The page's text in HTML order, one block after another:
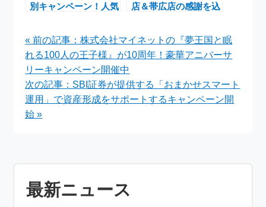
別キャンペーン！人気
店＆帯広店の感謝を込
特別価格
« 前の記事：株式会社マイネットの『夢王国と眠
れる100人の王子様』が10周年！豪華アニバーサ
リーキャンペーン開催中
次の記事：SBI証券が提供する「おまかせスマート
運用」で資産形成をサポートするキャンペーン開
始 »
最新ニュース